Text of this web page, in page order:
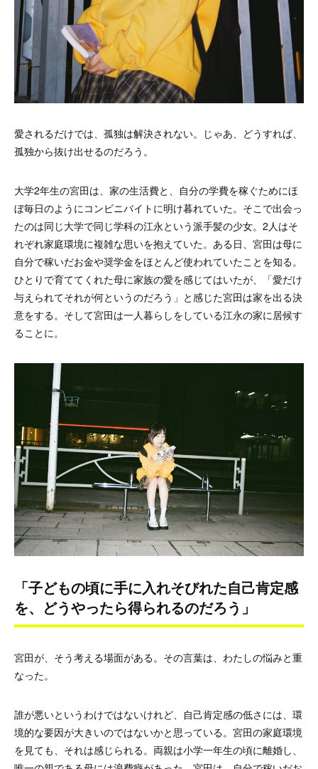
愛されるだけでは、孤独は解決されない。じゃあ、どうすれば、
孤独から抜け出せるのだろう。
大学2年生の宮田は、家の生活費と、自分の学費を稼ぐためにほ
ぼ毎日のようにコンビニバイトに明け暮れていた。そこで出会っ
たのは同じ大学で同じ学科の江永という派手髪の少女。2人はそ
れぞれ家庭環境に複雑な思いを抱えていた。ある日、宮田は母に
自分で稼いだお金や奨学金をほとんど使われていたことを知る。
ひとりで育ててくれた母に家族の愛を感じてはいたが、「愛だけ
与えられてそれが何というのだろう」と感じた宮田は家を出る決
意をする。そして宮田は一人暮らしをしている江永の家に居候す
ることに。
「子どもの頃に手に入れそびれた自己肯定感
を、どうやったら得られるのだろう」
宮田が、そう考える場面がある。その言葉は、わたしの悩みと重
なった。
誰が悪いというわけではないけれど、自己肯定感の低さには、環
境的な要因が大きいのではないかと思っている。宮田の家庭環境
を見ても、それは感じられる。両親は小学一年生の頃に離婚し、